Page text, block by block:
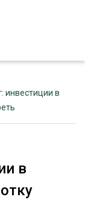
инвестиции в
в